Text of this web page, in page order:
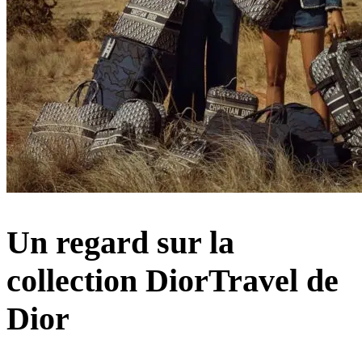
Un regard sur la
collection DiorTravel de
Dior